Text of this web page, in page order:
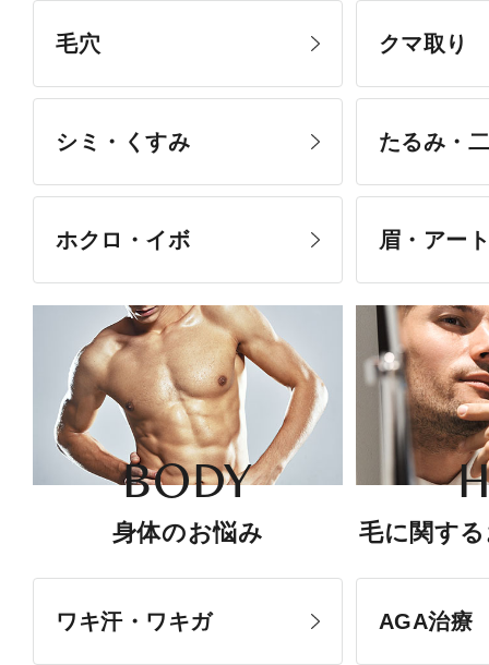
毛穴
シミ・くすみ
ホクロ・イボ
クマ取り
たるみ・
眉・アー
BODY
身体のお悩み
ワキ汗・ワキガ
毛に関す
AGA治療